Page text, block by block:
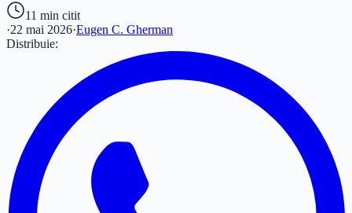
11 min citit
·22 mai 2026·Eugen C. Gherman
Distribuie: